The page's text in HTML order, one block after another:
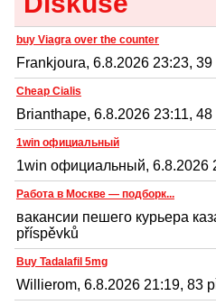
buy Viagra over the counter
Frankjoura, 6.8.2026 23:23,
Cheap Cialis
Brianthape, 6.8.2026 23:11,
1win официальный
1win официальный, 6.8.2026
Работа в Москве — подборк...
вакансии пешего курьера
příspěvků
Buy Tadalafil 5mg
Willierom, 6.8.2026 21:19, 83